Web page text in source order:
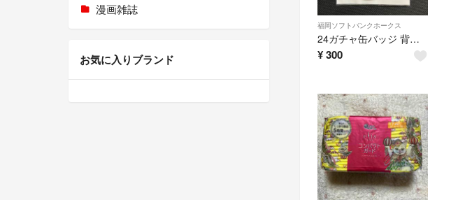
福岡ソフトバンクホークス
24ガチャ缶バッジ 背番号29 石川柊太 選手
¥300
漫画雑誌
お気に入りブランド